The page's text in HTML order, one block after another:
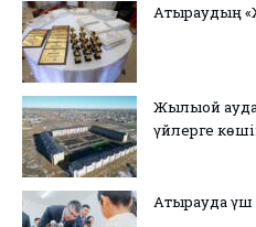
Атыраудың
Жылыой
үйлерге
Атырауда